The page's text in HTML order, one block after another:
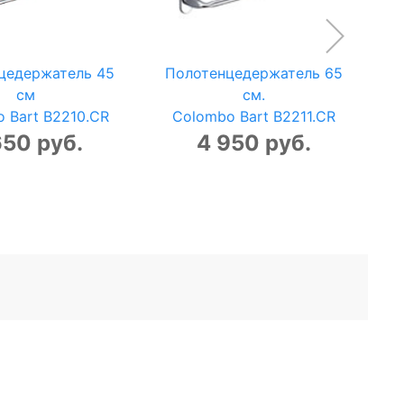
45
см
Bart B2210.CR
руб.
Полотенцедержатель 65
см.
Colombo Bart B2211.CR
4 950 руб.